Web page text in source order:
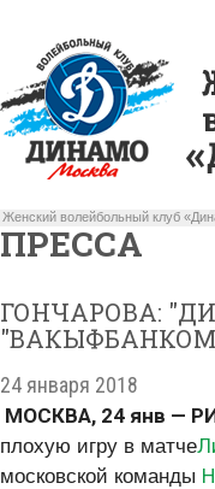
Женский волейбольный клуб
ПРЕССА
ГОНЧАРОВА:
24 января 2018
МОСКВА, 24 янв —
плохую игру в матче
московской команды